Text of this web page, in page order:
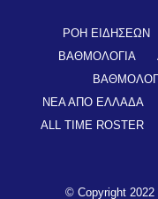
ΡΟΗ ΕΙΔΗΣΕΩΝ
ΒΑΘΜΟΛΟΓΙΑ
ΝΕΑ ΑΠΟ ΕΛΛΑΔΑ
ALL TIME ROSTER
© Copyright 2022